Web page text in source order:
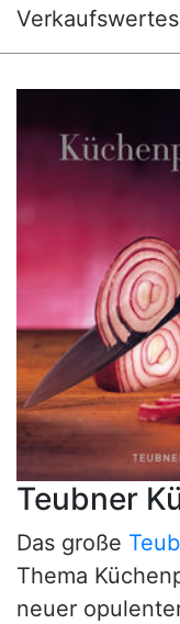
Teubner
Das große
Thema
neuer